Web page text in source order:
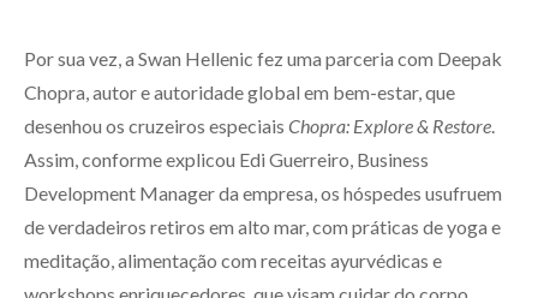
Por sua vez, a Swan Hellenic fez uma parceria com Deepak
Chopra, autor e autoridade global em bem-estar, que
desenhou os cruzeiros especiais Chopra: Explore & Restore.
Assim, conforme explicou Edi Guerreiro, Business
Development Manager da empresa, os hóspedes usufruem
de verdadeiros retiros em alto mar, com práticas de yoga e
meditação, alimentação com receitas ayurvédicas e